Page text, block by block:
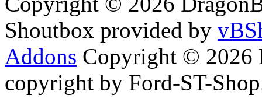
Shoutbox provided by
Addons Copyright © 2026
copyright by Ford-ST-